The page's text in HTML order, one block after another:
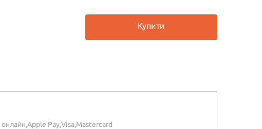
Купити
Apple Pay,Visa,Mastercard